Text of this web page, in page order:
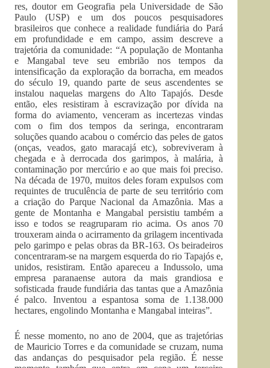
res, doutor em Geografia pela Universidade de São
Paulo (USP) e um dos poucos pesquisadores
brasileiros que conhece a realidade fundiária do Pará
em profundidade e em campo, assim descreve a
trajetória da comunidade: “A população de Montanha
e Mangabal teve seu embrião nos tempos da
intensificação da exploração da borracha, em meados
do século 19, quando parte de seus ascendentes se
instalou naquelas margens do Alto Tapajós. Desde
então, eles resistiram à escravização por dívida na
forma do aviamento, venceram as incertezas vindas
com o fim dos tempos da seringa, encontraram
soluções quando acabou o comércio das peles de gatos
(onças, veados, gato maracajá etc), sobreviveram à
chegada e à derrocada dos garimpos, à malária, à
contaminação por mercúrio e ao que mais foi preciso.
Na década de 1970, muitos deles foram expulsos com
requintes de truculência de parte de seu território com
a criação do Parque Nacional da Amazônia. Mas a
gente de Montanha e Mangabal persistiu também a
isso e todos se reagruparam rio acima. Os anos 70
trouxeram ainda o acirramento da grilagem incentivada
pelo garimpo e pelas obras da BR-163. Os beiradeiros
concentraram-se na margem esquerda do rio Tapajós e,
unidos, resistiram. Então apareceu a Indussolo, uma
empresa paranaense autora da mais grandiosa e
sofisticada fraude fundiária das tantas que a Amazônia
é palco. Inventou a espantosa soma de 1.138.000
hectares, engolindo Montanha e Mangabal inteiras”.
É nesse momento, no ano de 2004, que as trajetórias
de Mauricio Torres e da comunidade se cruzam, numa
das andanças do pesquisador pela região. É nesse